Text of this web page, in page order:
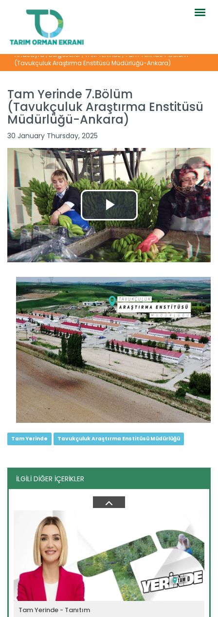
Anasayfa|Belgeseller|TAM YERİNDE|Tam Yerinde 7.Bölüm
(Tavukçuluk Araştırma Enstitüsü Müdürlüğü-Ankara)
Tam Yerinde 7.Bölüm
(Tavukçuluk Araştırma Enstitüsü
Müdürlüğü-Ankara)
30 January Thursday, 2025
Tam Yerinde Tavukçuluk Araştırma Enstitüsü Müdürlüğü
İLGİLİ DİĞER İÇERİKLER
Tam Yerinde 10.Bölüm (Fındık...
Devamını Oku ->
Tam Yerinde 9.Bölüm (Manisa...
Devamını Oku ->
Tam Yerinde 8.Bölüm (Alata...
Devamını Oku ->
Tam Yerinde 6.Bölüm (Patates...
Tam Yerinde - Tanıtım